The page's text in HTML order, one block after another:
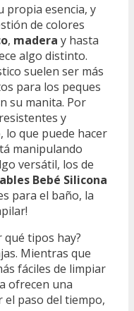
propia esencia, y
de colores
, madera y hasta
algo distinto.
suelen ser más
para los peques
su manita. Por
y
lo que puede hacer
manipulando
versátil, los de
Bebé Silicona
para el baño, la
tipos hay?
Mientras que
fáciles de limpiar
ofrecen una
paso del tiempo,